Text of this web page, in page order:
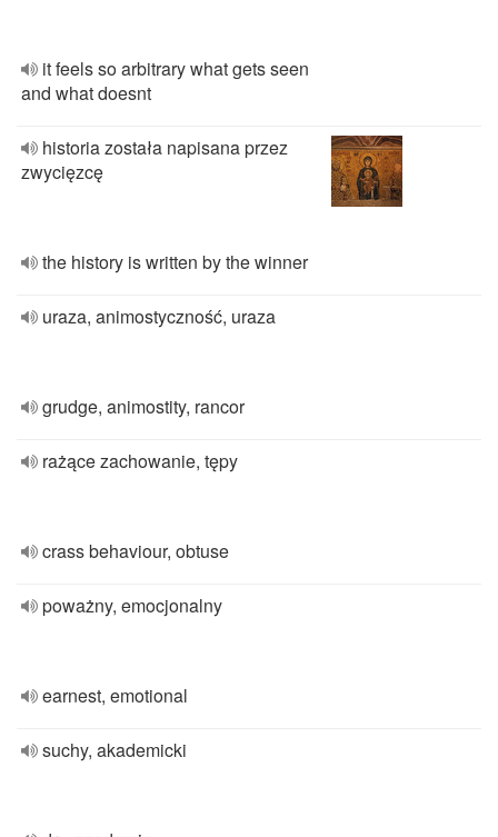
it feels so arbitrary what gets seen
and what doesnt
historia została napisana przez
zwycięzcę
the history is written by the winner
uraza, animostyczność, uraza
grudge, animostity, rancor
rażące zachowanie, tępy
crass behaviour, obtuse
poważny, emocjonalny
earnest, emotional
suchy, akademicki